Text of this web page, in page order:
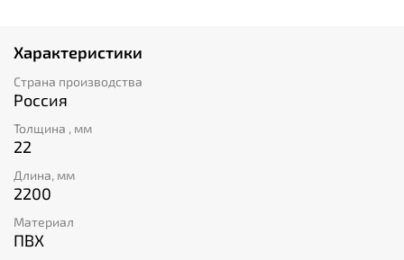
из высококачественного ПВХ, который устойчив к
воздействию влаги, поэтому отлично подойдет как
для жилых комнат, так и для кухонь или ванн. Кабель-
канал позволяет аккуратно спрятать провода от глаз
станет приятным бонусом при покупке этого
универсального плинтуса российского производства.
Характеристики
Страна производства
Россия
Толщина , мм
22
Длина, мм
2200
Материал
ПВХ